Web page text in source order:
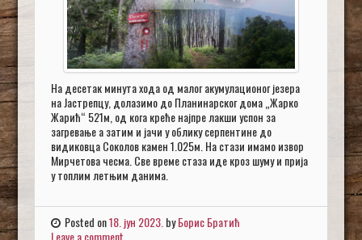
На десетак минута хода од малог акумулационог језера
на Јастрепцу, долазимо до Планинарског дома „Жарко
Жарић“ 521м, од кога креће најпре лакши успон за
загревање а затим и јачи у облику серпентине до
видиковца Соколов камен 1.025м. На стази имамо извор
Мирчетова чесма. Све време стаза иде кроз шуму и прија
у топлим летњим данима.
Posted on18. јун 2023. byБорис Братић
Leave a comment